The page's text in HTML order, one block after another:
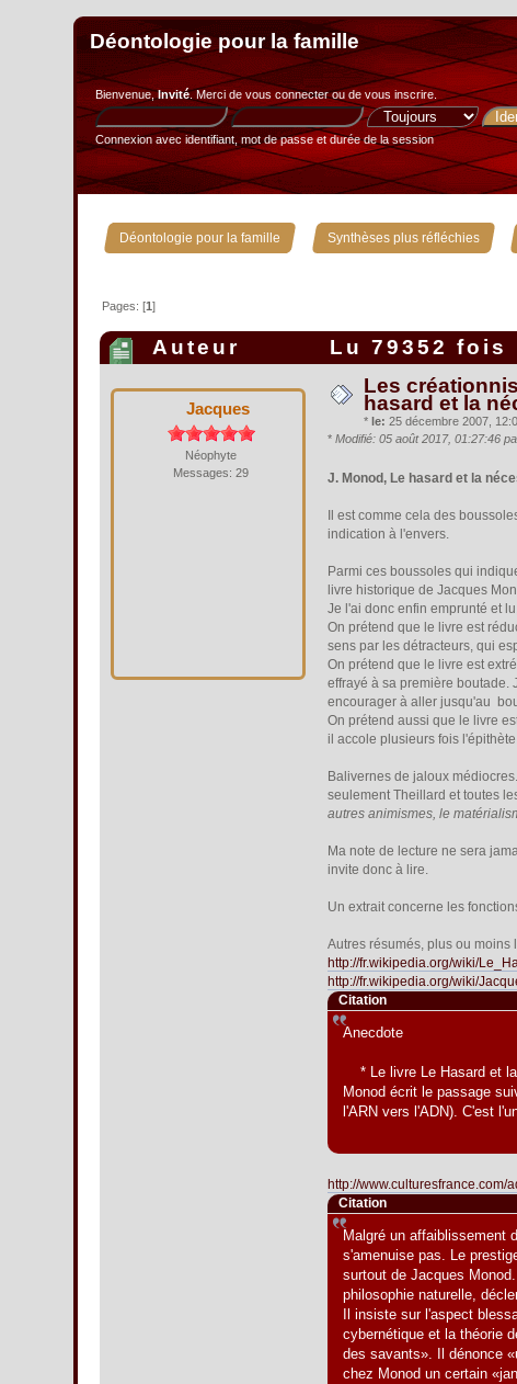
Déontologie pour la famille
Bienvenue,Invité. Merci devous connecterou devous inscrire.
Connexion avec identifiant, mot de passe et durée de la session
Déontologie pour la famille » Synthèses plus réfléchies »
Pages: [1]
Auteur Lu 79352 fois
Jacques
Néophyte
Messages: 29
Les
hasard et la
* le: 25 décembre 2007,
*Modifié: 05 août 2017, 01:27:46
J. Monod, Le hasard et la
Il est comme cela des
indication à l'envers.
Parmi ces boussoles qui
livre historique de Jacques
Je l'ai donc enfin emprunté et
On prétend que le livre est
sens par les détracteurs, qui
On prétend que le livre est
effrayé à sa première boutade.
encourager à aller jusqu'au
On prétend aussi que le livre
il accole plusieurs fois
Balivernes de jaloux
seulement Theillard et toutes
autres animismes, le
Ma note de lecture ne sera
invite donc à lire.
Un extrait concerne les
Autres résumés, plus ou moins
http://fr.wikipedia.org/wiki/
http://fr.wikipedia.org/wiki/
Citation
Anecdote
* Le livre Le Hasard et la
Monod écrit le passage
l'ARN vers l'ADN). C'est
http://www.culturesfrance.com/
Citation
Malgré un affaiblissement
s'amenuise pas. Le
surtout de Jacques
philosophie naturelle,
Il insiste sur l'aspect
cybernétique et la théorie
des savants». Il dénonce
chez Monod un certain